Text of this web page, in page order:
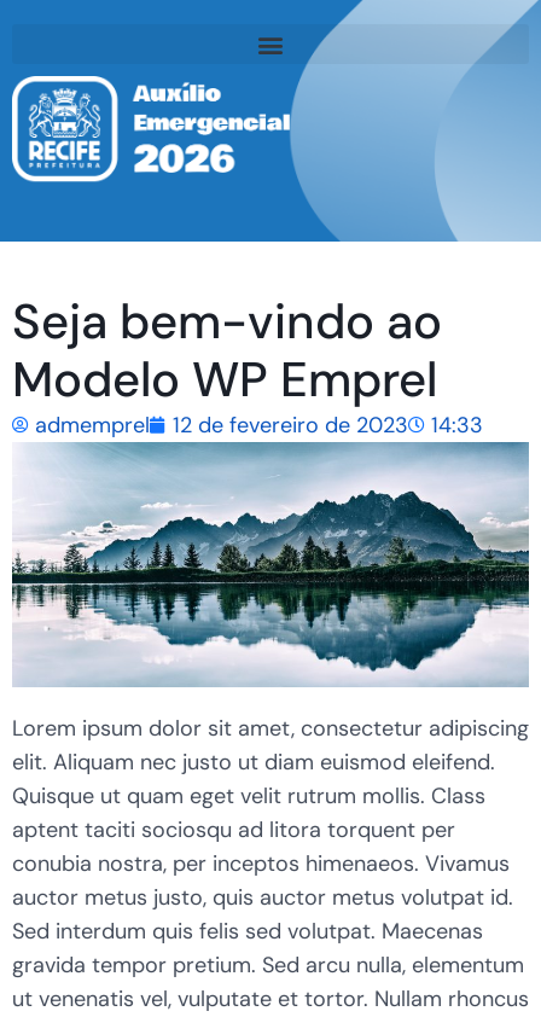
Seja bem-vindo ao
Modelo WP Emprel
admemprel 12 de fevereiro de 2023 14:33
Lorem ipsum dolor sit amet, consectetur adipiscing
elit. Aliquam nec justo ut diam euismod eleifend.
Quisque ut quam eget velit rutrum mollis. Class
aptent taciti sociosqu ad litora torquent per
conubia nostra, per inceptos himenaeos. Vivamus
auctor metus justo, quis auctor metus volutpat id.
Sed interdum quis felis sed volutpat. Maecenas
gravida tempor pretium. Sed arcu nulla, elementum
ut venenatis vel, vulputate et tortor. Nullam rhoncus